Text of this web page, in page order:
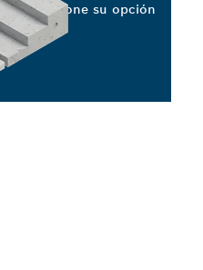
Seleccione su opción